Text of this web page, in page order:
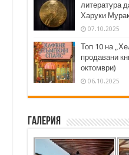
литература
Харуки
07.10.2025
Топ 10 на
продавани
октомври)
06.10.2025
Галерия